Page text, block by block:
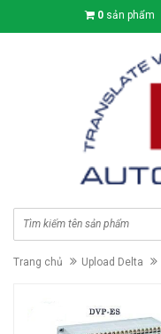
0 sản phẩm
Trang chủ Upload Delta